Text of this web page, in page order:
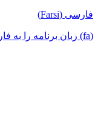
فارسی (Farsi)
(fa) زبان برنامه را به فارسی تغییر دهید